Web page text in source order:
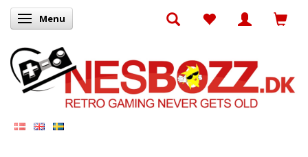
Skifte navigation
Menu